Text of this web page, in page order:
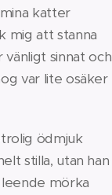
katter
mig att stanna
sinnat och
var lite osäker
ödmjuk
stilla, utan han
mörka